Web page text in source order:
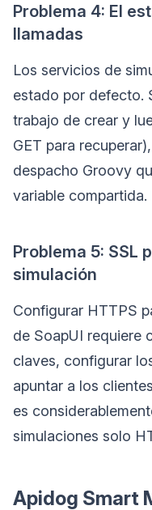
Problema 4: El
llamadas
Los servicios de
estado por defecto.
trabajo de crear y
GET para
despacho Groovy
variable
Problema 5: SSL
simulación
Configurar HTTPS
de SoapUI requiere
claves, configurar
apuntar a los
es
simulaciones solo
Apidog Smart